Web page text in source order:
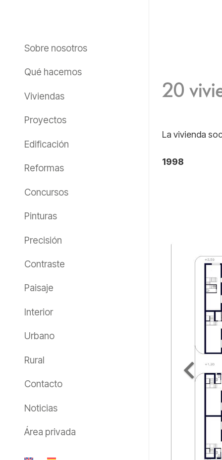
Sobre nosotros
Qué hacemos
Viviendas
Proyectos
Edificación
Reformas
Concursos
Pinturas
Precisión
Contraste
Paisaje
Interior
Urbano
Rural
Contacto
Noticias
Área privada
20
La vivienda
1998